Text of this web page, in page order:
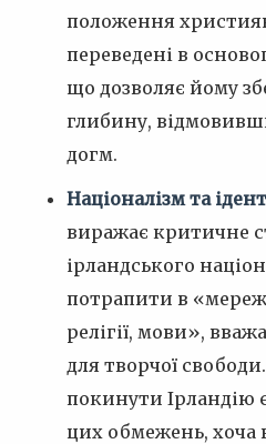
положення
переведені в
що дозволяє йому
глибину,
догм.
Націоналізм та
виражає критичне
ірландського
потрапити в
релігії, мови»,
для творчої
покинути Ірландію
цих обмежень, хоча